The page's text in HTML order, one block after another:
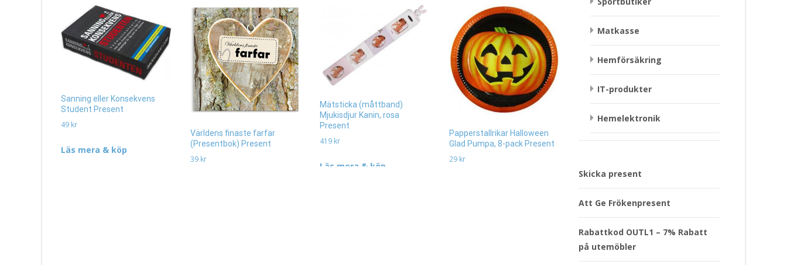
Sanning eller Konsekvens
Student Present
49 kr
Läs mera & köp
Världens finaste farfar
(Presentbok) Present
39 kr
Mätsticka (måttband)
Mjukisdjur Kanin, rosa
Present
419 kr
Läs mera & köp
Papperstallrikar Halloween
Glad Pumpa, 8-pack Present
29 kr
Tesil Katt Present
Läs mera & köp
Matkasse
Hemförsäkring
IT-produkter
Hemelektronik
Skicka present
Att Ge Frökenpresent
Rabattkod OUTL1 – 7% Rabatt
på utemöbler